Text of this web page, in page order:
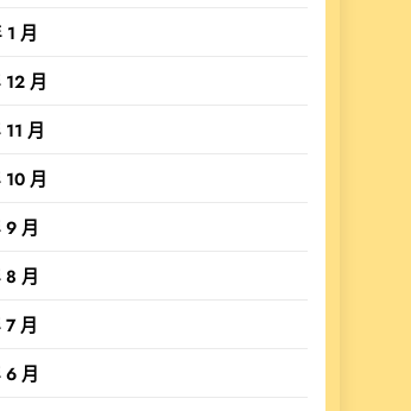
月
月
月
月
月
月
月
月